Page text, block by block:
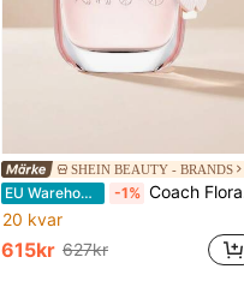
SHEIN BEAUTY - BRANDS
EU Warehouse -1% Coach Floral Eau de Parfum 90 ml
20 kvar
615kr 627kr